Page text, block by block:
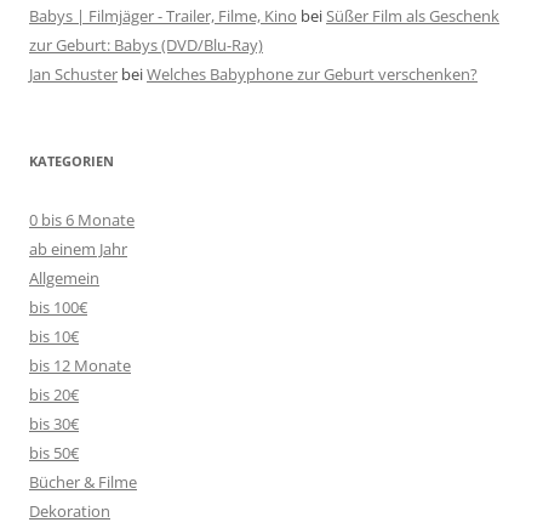
Babys | Filmjäger - Trailer, Filme, Kino beiSüßer Film als Geschenk
zur Geburt: Babys (DVD/Blu-Ray)
Jan Schuster beiWelches Babyphone zur Geburt verschenken?
KATEGORIEN
0 bis 6 Monate
ab einem Jahr
Allgemein
bis 100€
bis 10€
bis 12 Monate
bis 20€
bis 30€
bis 50€
Bücher & Filme
Dekoration